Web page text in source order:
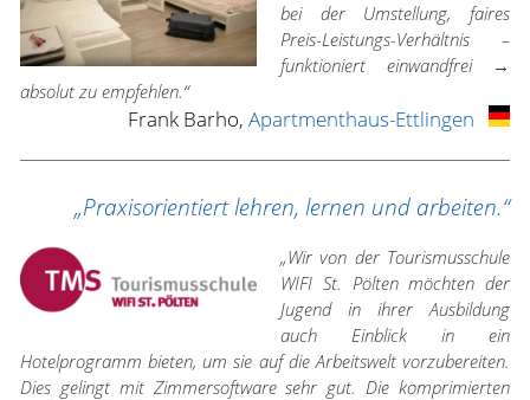
bei der Umstellung, faires
Preis-Leistungs-Verhältnis –
funktioniert einwandfrei →
absolut zu empfehlen.“
Frank Barho, Apartmenthaus-Ettlingen
„Praxisorientiert lehren, lernen und arbeiten.“
„Wir von der Tourismusschule
WIFI St. Pölten möchten der
Jugend in ihrer Ausbildung
auch Einblick in ein
Hotelprogramm bieten, um sie auf die Arbeitswelt vorzubereiten.
Dies gelingt mit Zimmersoftware sehr gut. Die komprimierten